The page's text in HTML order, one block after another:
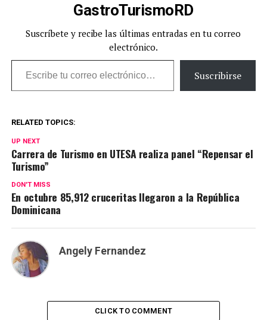
GastroTurismoRD
Suscríbete y recibe las últimas entradas en tu correo
electrónico.
Escribe tu correo electrónico…
Suscribirse
RELATED TOPICS:
UP NEXT
Carrera de Turismo en UTESA realiza panel “Repensar el
Turismo”
DON'T MISS
En octubre 85,912 cruceritas llegaron a la República
Dominicana
Angely Fernandez
CLICK TO COMMENT